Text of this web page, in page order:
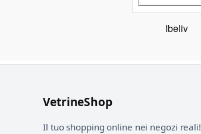
Ibeliv
VetrineShop
Il tuo shopping online nei negozi reali!